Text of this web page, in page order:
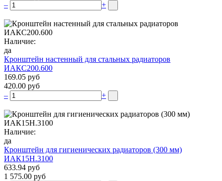
–
+
Наличие:
да
Кронштейн настенный для стальных радиаторов
ИАКС200.600
169.05 руб
420.00 руб
–
+
Наличие:
да
Кронштейн для гигиенических радиаторов (300 мм)
ИАК15Н.3100
633.94 руб
1 575.00 руб